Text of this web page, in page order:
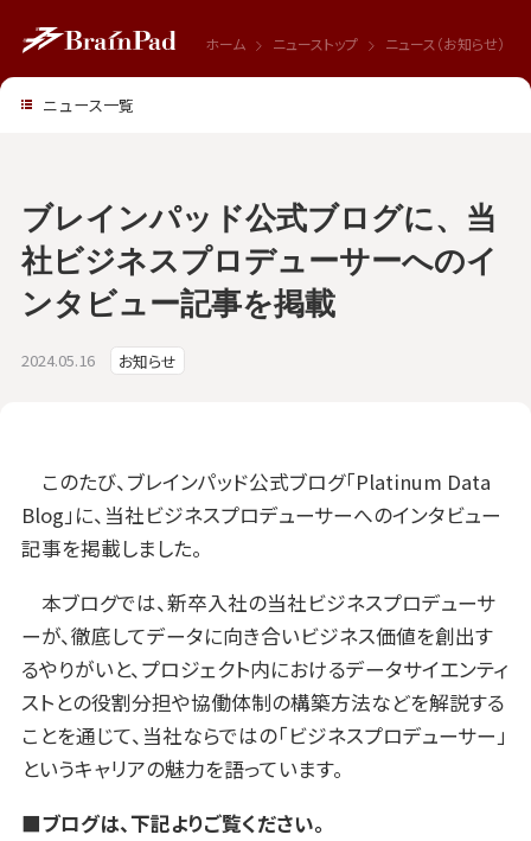
ホーム ニューストップ ニュース（お知らせ）
2024.05.16 お知らせ
ブレインパッド公式ブログに、当
社ビジネスプロデューサーへのイ
ンタビュー記事を掲載
このたび、ブレインパッド公式ブログ「Platinum Data
Blog」に、当社ビジネスプロデューサーへのインタビュー
記事を掲載しました。
本ブログでは、新卒入社の当社ビジネスプロデューサ
ーが、徹底してデータに向き合いビジネス価値を創出す
るやりがいと、プロジェクト内におけるデータサイエンティ
ストとの役割分担や協働体制の構築方法などを解説する
ことを通じて、当社ならではの「ビジネスプロデューサー」
というキャリアの魅力を語っています。
■ブログは、下記よりご覧ください。
ニュース一覧